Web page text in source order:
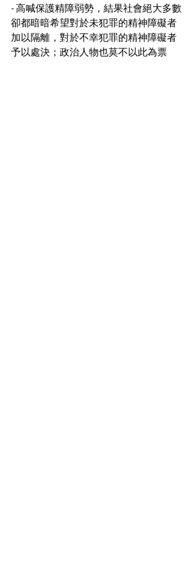
- 高喊保護精障弱勢，結果社會絕大多數
卻都暗暗希望對於未犯罪的精神障礙者
加以隔離，對於不幸犯罪的精神障礙者
予以處決；政治人物也莫不以此為票